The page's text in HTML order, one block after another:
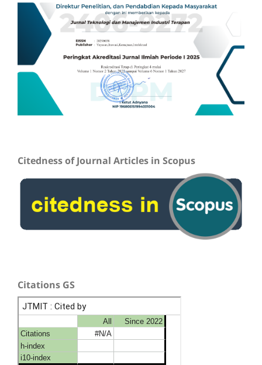
Citedness of Journal Articles in Scopus
Citations GS